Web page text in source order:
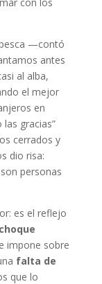
—contó
antes
al alba,
el mejor
en
gracias”
cerrados y
dio risa:
personas
es el reflejo
choque
impone sobre
falta de
que lo